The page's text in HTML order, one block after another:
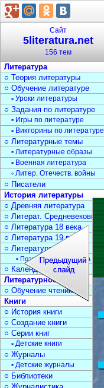
Сайт
5literatura.net
156 тем
Литература
○ Теория литературы
○ Обучение литературе
▫ Уроки литературы
○ Задания по литературе
▫ Игры по литературе
▫ Викторины по литературе
○ Литературные темы
▫ Литературные образы
▫ Военная литература
▫ Литер. Отечеств. войны
○ Писатели
История литературы
○ Древняя литература
○ Литерат. Средневековья
○ Литература 18 века
○ Литература 19 века
○ Литература 20 века
• Поэзия Серебрян. века
○ Календарь дат
Литературное чтение
○ Обучение чтению
Книги
○ История книги
○ Создание книги
○ Серии книг
▫ Детские книги
○ Журналы
▫ Детские журналы
○ Библиотеки